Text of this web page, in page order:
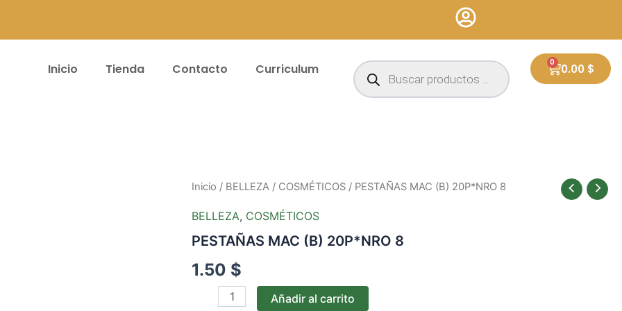
Inicio Tienda Contacto Curriculum
Búsqueda
de
productos
0.00 $
0
Cart
Inicio / BELLEZA / COSMÉTICOS / PESTAÑAS MAC (B) 20P*NRO 8
BELLEZA, COSMÉTICOS
PESTAÑAS MAC (B) 20P*NRO 8
1.50 $
PESTAÑAS
(B)
8
Añadir al carrito